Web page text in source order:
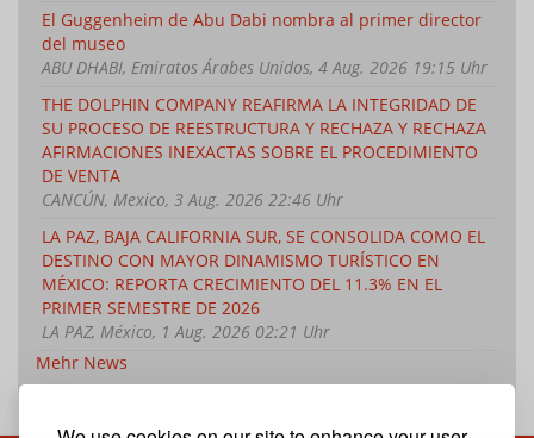
El Guggenheim de Abu Dabi nombra al primer director
del museo
ABU DHABI, Emiratos Árabes Unidos, 4 Aug. 2026 19:15 Uhr
THE DOLPHIN COMPANY REAFIRMA LA INTEGRIDAD DE
SU PROCESO DE REESTRUCTURA Y RECHAZA Y RECHAZA
AFIRMACIONES INEXACTAS SOBRE EL PROCEDIMIENTO
DE VENTA
CANCÚN, Mexico, 3 Aug. 2026 22:46 Uhr
LA PAZ, BAJA CALIFORNIA SUR, SE CONSOLIDA COMO EL
DESTINO CON MAYOR DINAMISMO TURÍSTICO EN
MÉXICO: REPORTA CRECIMIENTO DEL 11.3% EN EL
PRIMER SEMESTRE DE 2026
LA PAZ, México, 1 Aug. 2026 02:21 Uhr
Mehr News